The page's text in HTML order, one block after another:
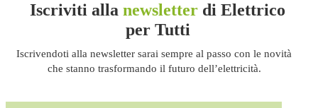
Iscriviti allanewsletter di Elettrico
per Tutti
Iscrivendoti alla newsletter sarai sempre al passo con le novità
che stanno trasformando il futuro dell’elettricità.